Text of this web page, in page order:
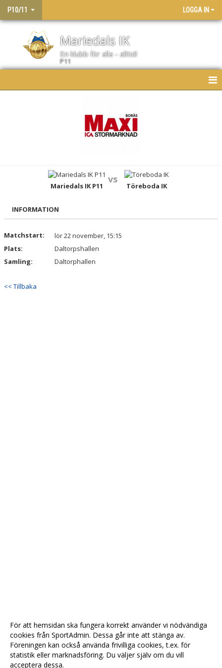
P10/11 LOGGA IN
Mariedals IK
En klubb för alla - alltid!
P11
BILDGALLERI
KONTAKT
Mariedals IK P11
vs
Töreboda IK
INFORMATION
Matchstart:
lör 22 november, 15:15
Plats:
Daltorpshallen
Samling:
Daltorphallen
<< Tillbaka
För att hemsidan ska fungera korrekt använder vi nödvändiga
cookies från SportAdmin. Dessa går inte att stänga av.
Föreningen kan också använda frivilliga cookies, t.ex. för
statistik eller marknadsföring. Du väljer själv om du vill
acceptera dessa.